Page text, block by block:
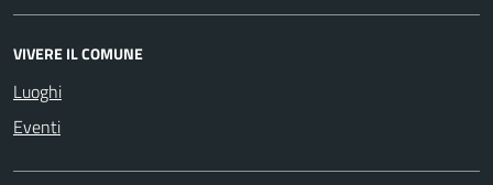
VIVERE IL COMUNE
Luoghi
Eventi